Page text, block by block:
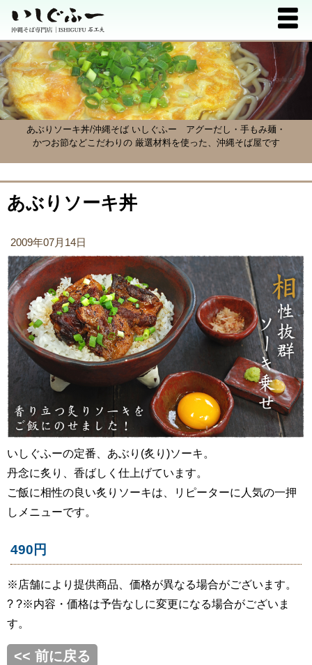
あぶりソーキ丼/沖縄そば いしぐふー
アグーだし・手もみ麺・
かつお節などこだわりの 厳選材料を使った、沖縄そば屋です
あぶりソーキ丼
2009年07月14日
いしぐふーの定番、あぶり(炙り)ソーキ。
丹念に炙り、香ばしく仕上げています。
ご飯に相性の良い炙りソーキは、リピーターに人気の一押
しメニューです。
490円
※店舗により提供商品、価格が異なる場合がございます。
? ?※内容・価格は予告なしに変更になる場合がございま
す。
<< 前に戻る